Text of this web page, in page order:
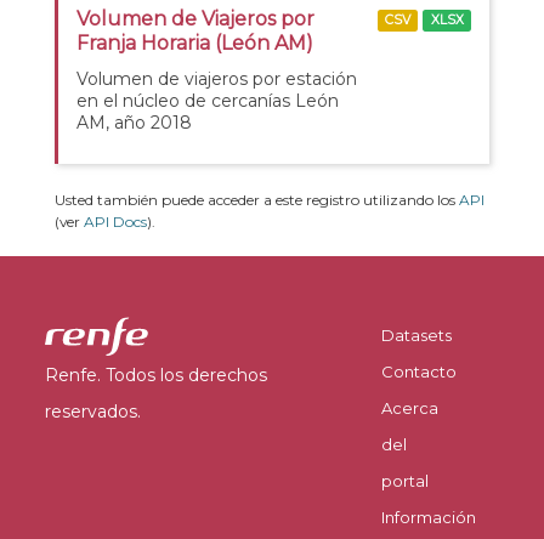
Volumen de Viajeros por
Franja Horaria (León AM)
Volumen de viajeros por estación
en el núcleo de cercanías León
AM, año 2018
CSV XLSX
Usted también puede acceder a este registro utilizando los API
(ver API Docs).
Renfe. Todos los derechos
reservados.
Datasets
Contacto
Acerca
del
portal
Información